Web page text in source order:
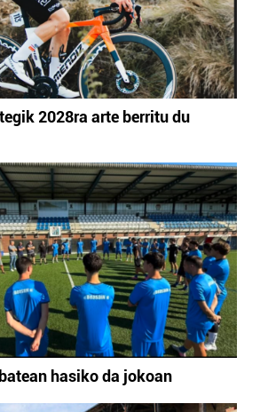
2028ra arte berritu du
hasiko da jokoan